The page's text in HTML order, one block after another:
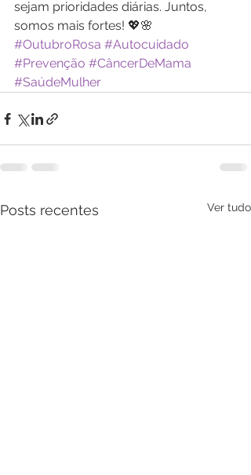
sejam prioridades diárias. Juntos,
somos mais fortes! 💖🌸
#OutubroRosa #Autocuidado
#Prevenção #CâncerDeMama
#SaúdeMulher
Posts recentes Ver tudo